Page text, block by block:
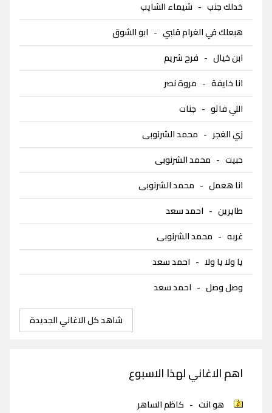
خدلك جنب - شيماء الشايب
هبعلك في الغرام قلبي - ابو الشوق
ابن خيال - فرح شريم
انا خايفة - مروة نصر
اللي فاتو - جنات
زي الغجر - محمد الشرنوبى
حبيت - محمد الشرنوبى
انا هعمل - محمد الشرنوبى
طايرين - احمد سعد
غربه - محمد الشرنوبى
يا ولا يا ولا - احمد سعد
وصل وصل - احمد سعد
شاهد كل الاغاني الجديدة
اهم الاغاني لهذا الاسبوع
هو انت - كاظم الساهر